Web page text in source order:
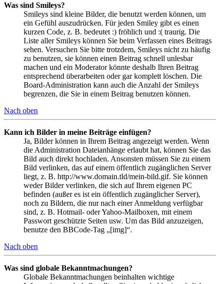
Was sind Smileys?
Smileys sind kleine Bilder, die benutzt werden können, um
ein Gefühl auszudrücken. Für jeden Smiley gibt es einen
kurzen Code, z. B. bedeutet :) fröhlich und :( traurig. Die
Liste aller Smileys können Sie beim Verfassen eines Beitrags
sehen. Versuchen Sie bitte trotzdem, Smileys nicht zu häufig
zu benutzen, sie können einen Beitrag schnell unlesbar
machen und ein Moderator könnte deshalb Ihren Beitrag
entsprechend überarbeiten oder gar komplett löschen. Die
Board-Administration kann auch die Anzahl der Smileys
begrenzen, die Sie in einem Beitrag benutzen können.
Nach oben
Kann ich Bilder in meine Beiträge einfügen?
Ja, Bilder können in Ihrem Beitrag angezeigt werden. Wenn
die Administration Dateianhänge erlaubt hat, können Sie das
Bild auch direkt hochladen. Ansonsten müssen Sie zu einem
Bild verlinken, das auf einem öffentlich zugänglichen Server
liegt, z. B. http://www.domain.tld/mein-bild.gif. Sie können
weder Bilder verlinken, die sich auf Ihrem eigenen PC
befinden (außer es ist ein öffentlich zugänglicher Server),
noch zu Bildern, die nur nach einer Anmeldung verfügbar
sind, z. B. Hotmail- oder Yahoo-Mailboxen, mit einem
Passwort geschützte Seiten usw. Um das Bild anzuzeigen,
benutze den BBCode-Tag „[img]“.
Nach oben
Was sind globale Bekanntmachungen?
Globale Bekanntmachungen beinhalten wichtige